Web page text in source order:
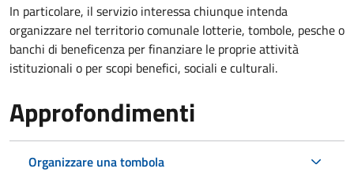
In particolare, il servizio interessa chiunque intenda
organizzare nel territorio comunale lotterie, tombole, pesche o
banchi di beneficenza per finanziare le proprie attività
istituzionali o per scopi benefici, sociali e culturali.
Approfondimenti
Organizzare una tombola